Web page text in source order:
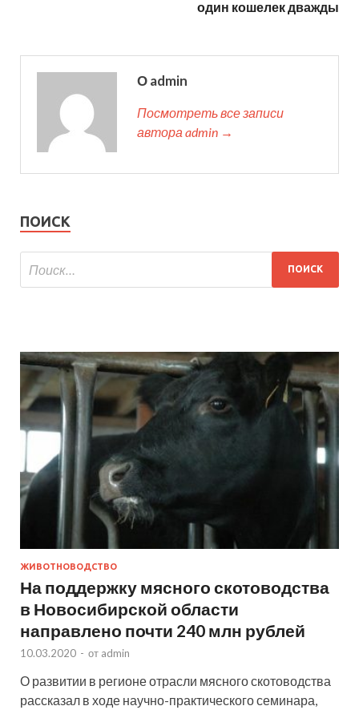
один кошелек дважды
О admin
Посмотреть все записи
автора admin →
ПОИСК
ЖИВОТНОВОДСТВО
На поддержку мясного скотоводства
в Новосибирской области
направлено почти 240 млн рублей
10.03.2020 - от admin
О развитии в регионе отрасли мясного скотоводства
рассказал в ходе научно-практического семинара,